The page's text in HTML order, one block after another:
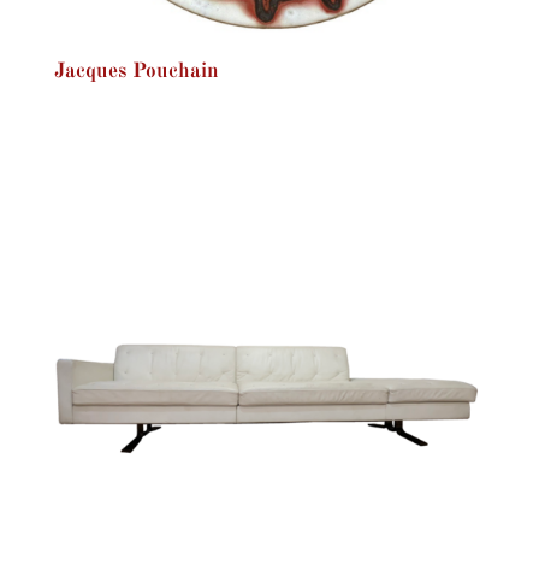
Jacques Pouchain